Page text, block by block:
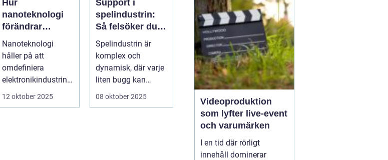
Hur
nanoteknologi
förändrar
tillverkningen av
elektronik
Nanoteknologi
håller på att
omdefiniera
elektronikindustrin
på fundamental
12 oktober 2025
Support i
spelindustrin:
Så felsöker du
buggar och
förbättrar
spelupplevelsen
Spelindustrin är
komplex och
dynamisk, där varje
liten bugg kan
påverka
08 oktober 2025
Videoproduktion
som lyfter live-event
och varumärken
I en tid där rörligt
innehåll dominerar